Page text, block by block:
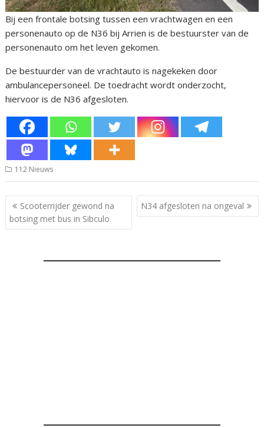
Bij een frontale botsing tussen een vrachtwagen en een
personenauto op de N36 bij Arrien is de bestuurster van de
personenauto om het leven gekomen.
De bestuurder van de vrachtauto is nagekeken door
ambulancepersoneel. De toedracht wordt onderzocht,
hiervoor is de N36 afgesloten.
112 Nieuws
Bericht
navigatie
Scooterrijder gewond na
botsing met bus in Sibculo
N34 afgesloten na ongeval